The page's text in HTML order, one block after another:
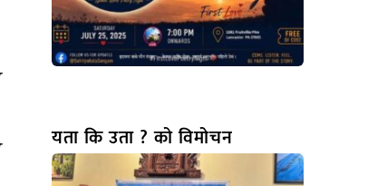
यता कि उता ? को विमोचन